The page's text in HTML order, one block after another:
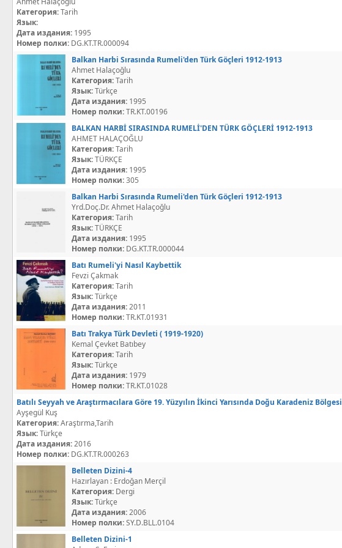
Категория:Tarih
Язык:
Дата издания: 1995
Номер полки: DG.KT.TR.000094
Balkan Harbi Sırasında Rumeli'den Türk Göçleri 1912-1913
Ahmet Halaçoğlu
Категория:Tarih
Язык:Türkçe
Дата издания: 1995
Номер полки:TR.KT.00196
BALKAN HARBİ SIRASINDA RUMELİ'DEN TÜRK GÖÇLERİ 1912-1913
AHMET HALAÇOĞLU
Категория:Tarih
Язык:TÜRKÇE
Дата издания: 1995
Номер полки:305
Balkan Harbi Sırasında Rumeli'den Türk Göçleri 1912-1913
Yrd.Doç.Dr. Ahmet Halaçoğlu
Категория:Tarih
Язык:TÜRKÇE
Дата издания: 1995
Номер полки: DG.KT.TR.000044
Batı Rumeli'yi Nasıl Kaybettik
Fevzi Çakmak
Категория:Tarih
Язык:Türkçe
Дата издания:2011
Номер полки:TR.KT.01931
Batı Trakya Türk Devleti ( 1919-1920)
Kemal Çevket Batıbey
Категория:Tarih
Язык:Türkçe
Дата издания: 1979
Номер полки:TR.KT.01028
Batılı Seyyah ve Araştırmacılara Göre 19. Yüzyılın İkinci Yarısında Doğu Karadeniz Bölgesi
Ayşegül Kuş
Категория:Araştırma,Tarih
Язык:Türkçe
Дата издания:2016
Номер полки: DG.KT.TR.000263
Belleten Dizini-4
Hazırlayan : Erdoğan Merçil
Категория: Dergi
Язык:Türkçe
Дата издания:2006
Номер полки:SY.D.BLL.0104
Belleten Dizini-1